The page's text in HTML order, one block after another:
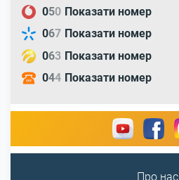
050 Показати номер
067 Показати номер
063 Показати номер
044 Показати номер
Про нас